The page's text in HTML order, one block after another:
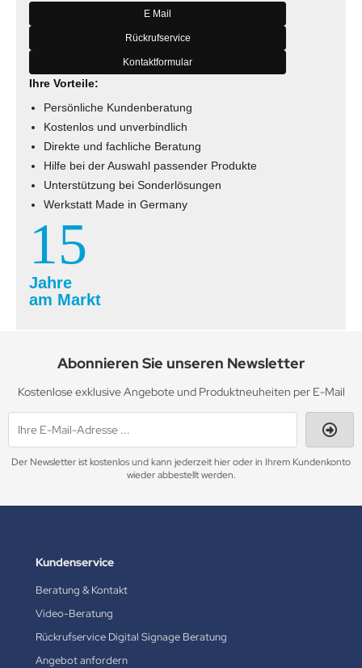
E Mail
Rückrufservice
Kontaktformular
Ihre Vorteile:
Persönliche Kundenberatung
Kostenlos und unverbindlich
Direkte und fachliche Beratung
Hilfe bei der Auswahl passender Produkte
Unterstützung bei Sonderlösungen
Werkstatt Made in Germany
15
Jahre
am Markt
Abonnieren Sie unseren Newsletter
Kostenlose exklusive Angebote und Produktneuheiten per E-Mail
Der Newsletter ist kostenlos und kann jederzeit hier oder in Ihrem Kundenkonto
wieder abbestellt werden.
Kundenservice
Beratung & Kontakt
Video-Beratung
Rückrufservice Digital Signage Beratung
Angebot anfordern